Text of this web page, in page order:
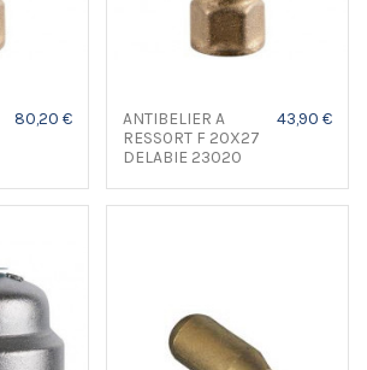
80,20 €
ANTIBELIER A
RESSORT F 20X27
DELABIE 23020
43,90 €